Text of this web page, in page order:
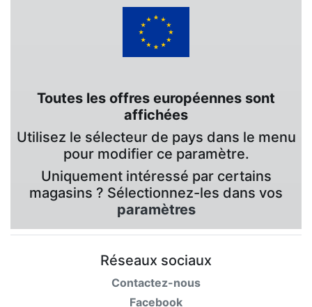
Toutes les offres européennes sont
affichées
Utilisez le sélecteur de pays dans le menu
pour modifier ce paramètre.
Uniquement intéressé par certains
magasins ? Sélectionnez-les dans vos
paramètres
Réseaux sociaux
Contactez-nous
Facebook